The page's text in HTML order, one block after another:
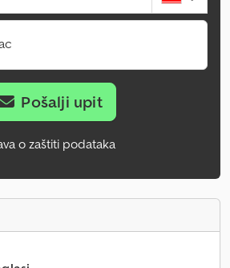
Pošalji upit
o zaštiti podataka